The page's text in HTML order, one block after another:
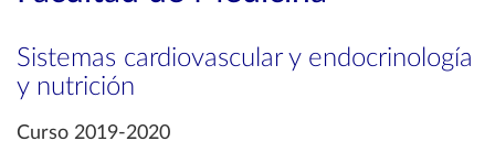
Sistemas cardiovascular y endocrinología
y nutrición
Curso 2019-2020